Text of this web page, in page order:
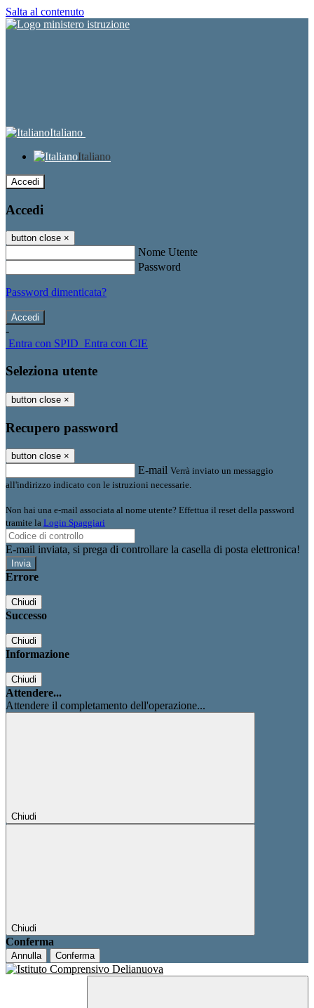
Salta al contenuto
Italiano
Italiano
Accedi
Accedi
button close ×
Nome Utente
Password
Password dimenticata?
-
Entra con SPID Entra con CIE
Seleziona utente
button close ×
Recupero password
button close ×
E-mail Verrà inviato un messaggio
all'indirizzo indicato con le istruzioni necessarie.
Non hai una e-mail associata al nome utente? Effettua il reset della password
tramite la Login Spaggiari
E-mail inviata, si prega di controllare la casella di posta elettronica!
Errore
Chiudi
Successo
Chiudi
Informazione
Chiudi
Attendere...
Attendere il completamento dell'operazione...
Chiudi
Chiudi
Conferma
Annulla Conferma